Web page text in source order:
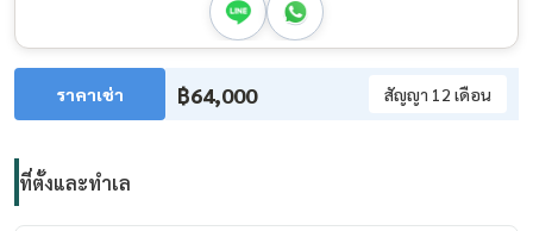
ราคาเช่า ฿64,000 สัญญา 12 เดือน
ที่ตั้งและทำเล